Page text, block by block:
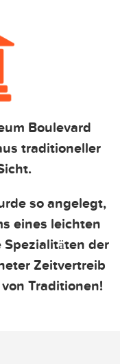
Boulevard
traditioneller
so angelegt,
eines leichten
der
Zeitvertreib
Traditionen!